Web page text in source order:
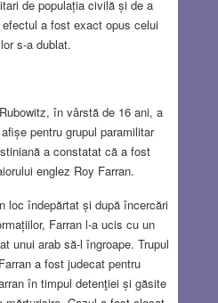
de populația civilă și de a
a fost exact opus celui
s-a dublat.
în vârstă de 16 ani, a
pentru grupul paramilitar
a constatat că a fost
englez Roy Farran.
loc îndepărtat și după încercări
Farran l-a ucis cu un
unui arab să-l îngroape. Trupul
a fost judecat pentru
în timpul detenţiei și găsite